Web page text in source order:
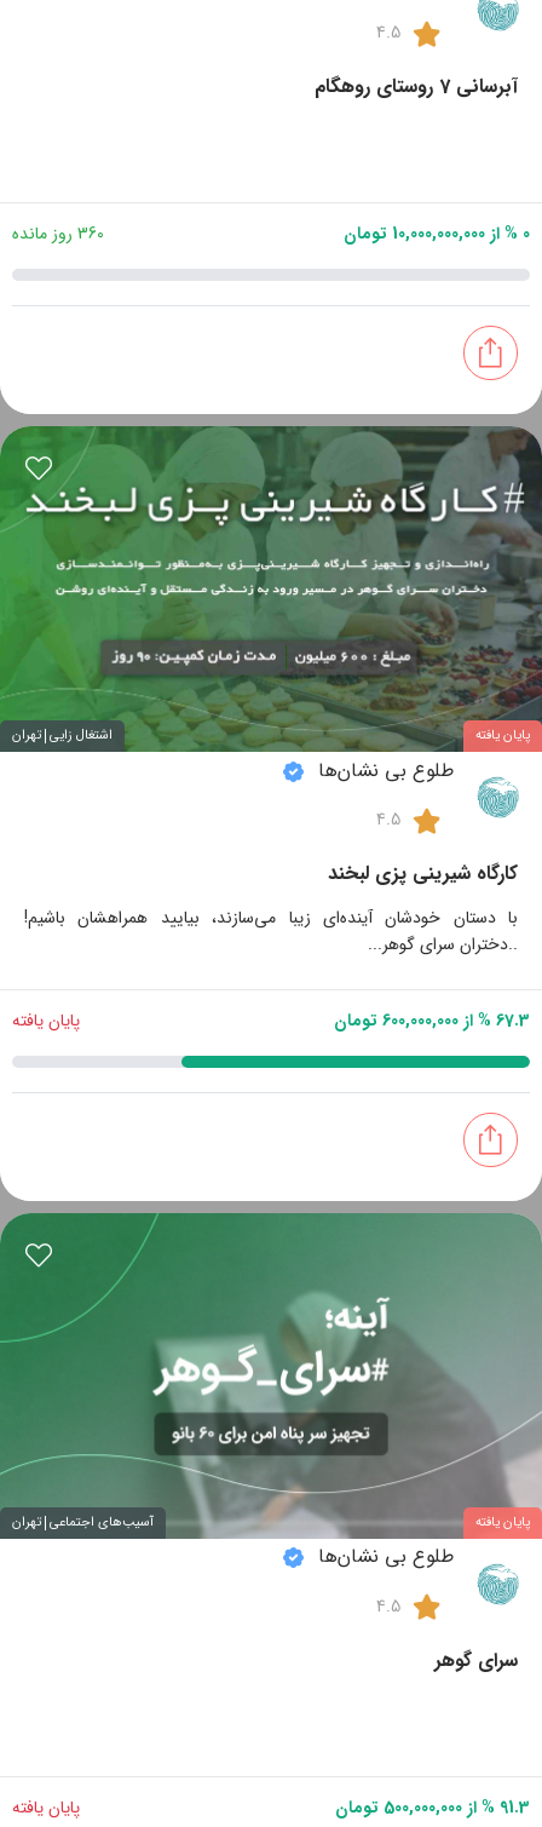
4.5
آبرسانی 7 روستای روهگام
0 % از 10,000,000,000 تومان 360 روز مانده
پایان یافته اشتغال زایی تهران
طلوع بی نشان‌ها
4.5
کارگاه شیرینی پزی لبخند
با دستان خودشان آینده‌ای زیبا می‌سازند، بیایید همراهشان باشیم!
..دختران سرای گوهر...
67.3 % از 600,000,000 تومان پایان یافته
پایان یافته آسیب‌های اجتماعی تهران
طلوع بی نشان‌ها
4.5
سرای گوهر
91.3 % از 500,000,000 تومان پایان یافته